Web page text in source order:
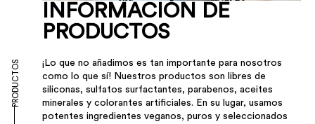
INFORMACIÓN DE
PRODUCTOS
¡Lo que no añadimos es tan importante para nosotros
como lo que sí! Nuestros productos son libres de
siliconas, sulfatos surfactantes, parabenos, aceites
minerales y colorantes artificiales. En su lugar, usamos
potentes ingredientes veganos, puros y seleccionados
PRODUCTOS